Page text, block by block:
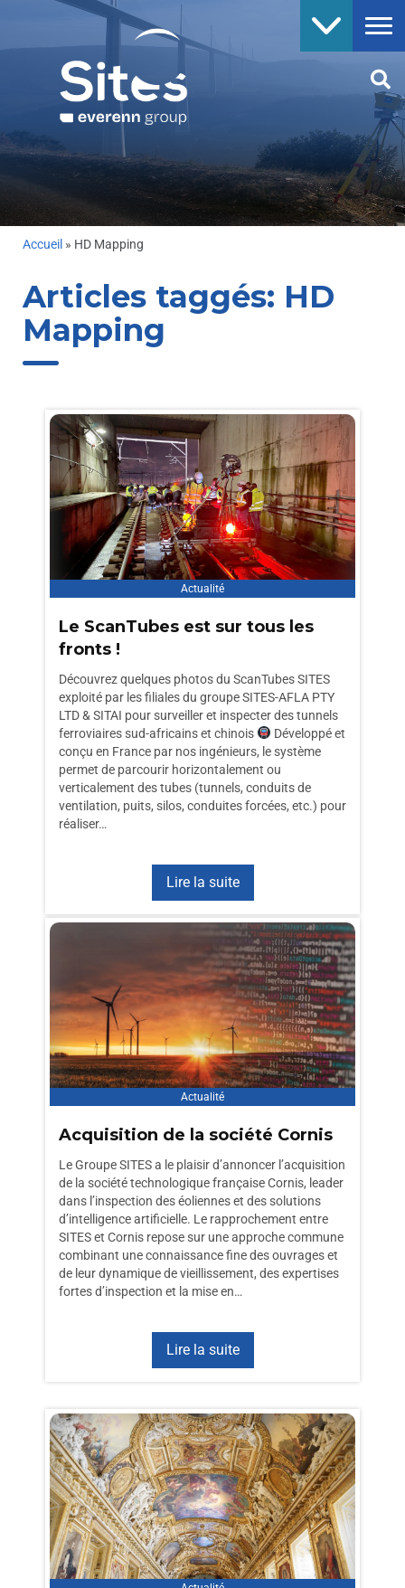
Accueil » HD Mapping
Articles taggés: HD
Mapping
Actualité
Le ScanTubes est sur tous les
fronts !
Découvrez quelques photos du ScanTubes SITES
exploité par les filiales du groupe SITES-AFLA PTY
LTD & SITAI pour surveiller et inspecter des tunnels
ferroviaires sud-africains et chinois
Développé et
conçu en France par nos ingénieurs, le système
permet de parcourir horizontalement ou
verticalement des tubes (tunnels, conduits de
ventilation, puits, silos, conduites forcées, etc.) pour
réaliser…
Lire la suite
Actualité
Acquisition de la société Cornis
Le Groupe SITES a le plaisir d’annoncer l’acquisition
de la société technologique française Cornis, leader
dans l’inspection des éoliennes et des solutions
d’intelligence artificielle. Le rapprochement entre
SITES et Cornis repose sur une approche commune
combinant une connaissance fine des ouvrages et
de leur dynamique de vieillissement, des expertises
fortes d’inspection et la mise en…
Lire la suite